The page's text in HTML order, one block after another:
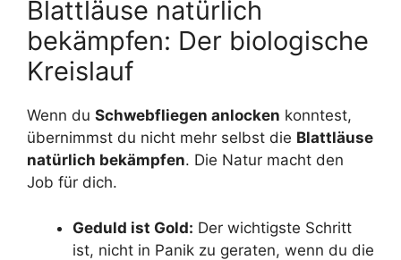
Blattläuse natürlich
bekämpfen: Der biologische
Kreislauf
Wenn du Schwebfliegen anlocken konntest,
übernimmst du nicht mehr selbst die Blattläuse
natürlich bekämpfen. Die Natur macht den
Job für dich.
Geduld ist Gold: Der wichtigste Schritt
ist, nicht in Panik zu geraten, wenn du die